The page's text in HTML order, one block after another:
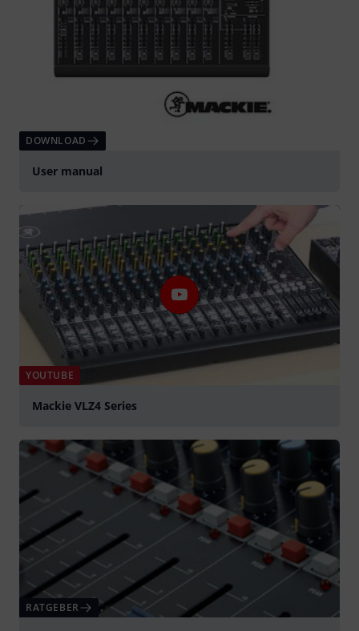
DOWNLOAD
User manual
YOUTUBE
Mackie VLZ4 Series
RATGEBER